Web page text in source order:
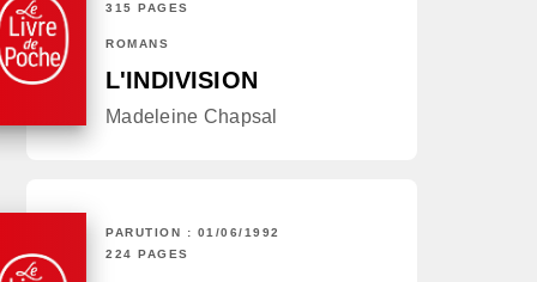
315 PAGES
ROMANS
L'INDIVISION
Madeleine Chapsal
PARUTION : 01/06/1992
224 PAGES